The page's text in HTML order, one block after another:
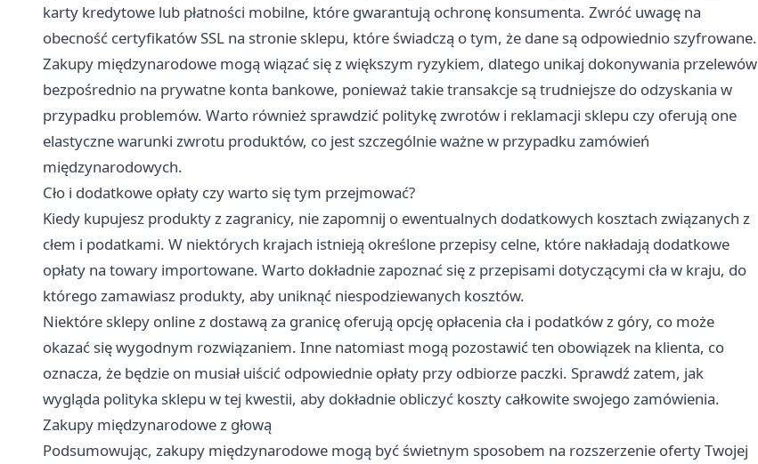
karty kredytowe lub płatności mobilne, które gwarantują ochronę konsumenta. Zwróć uwagę na
obecność certyfikatów SSL na stronie sklepu, które świadczą o tym, że dane są odpowiednio szyfrowane.
Zakupy międzynarodowe mogą wiązać się z większym ryzykiem, dlatego unikaj dokonywania przelewów
bezpośrednio na prywatne konta bankowe, ponieważ takie transakcje są trudniejsze do odzyskania w
przypadku problemów. Warto również sprawdzić politykę zwrotów i reklamacji sklepu czy oferują one
elastyczne warunki zwrotu produktów, co jest szczególnie ważne w przypadku zamówień
międzynarodowych.
Cło i dodatkowe opłaty czy warto się tym przejmować?
Kiedy kupujesz produkty z zagranicy, nie zapomnij o ewentualnych dodatkowych kosztach związanych z
cłem i podatkami. W niektórych krajach istnieją określone przepisy celne, które nakładają dodatkowe
opłaty na towary importowane. Warto dokładnie zapoznać się z przepisami dotyczącymi cła w kraju, do
którego zamawiasz produkty, aby uniknąć niespodziewanych kosztów.
Niektóre sklepy online z dostawą za granicę oferują opcję opłacenia cła i podatków z góry, co może
okazać się wygodnym rozwiązaniem. Inne natomiast mogą pozostawić ten obowiązek na klienta, co
oznacza, że będzie on musiał uiścić odpowiednie opłaty przy odbiorze paczki. Sprawdź zatem, jak
wygląda polityka sklepu w tej kwestii, aby dokładnie obliczyć koszty całkowite swojego zamówienia.
Zakupy międzynarodowe z głową
Podsumowując, zakupy międzynarodowe mogą być świetnym sposobem na rozszerzenie oferty Twojej